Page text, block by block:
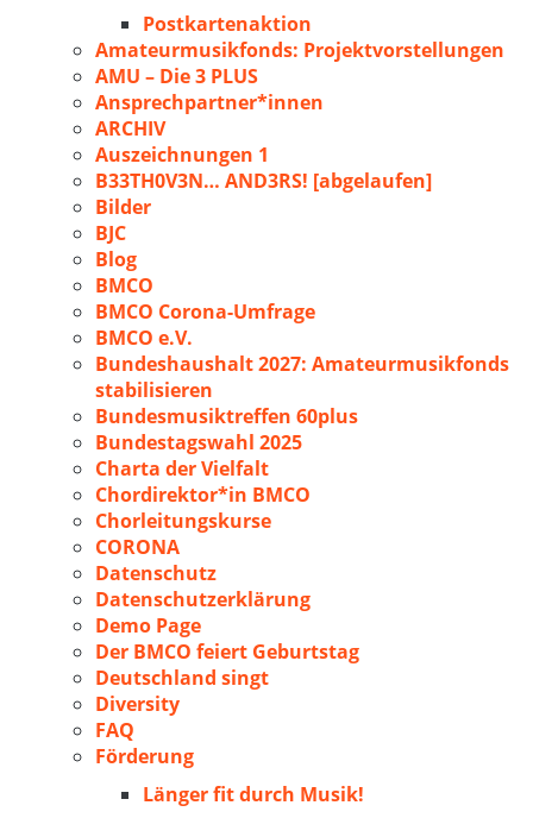
Postkartenaktion
Amateurmusikfonds: Projektvorstellungen
AMU – Die 3 PLUS
Ansprechpartner*innen
ARCHIV
Auszeichnungen 1
B33TH0V3N… AND3RS! [abgelaufen]
Bilder
BJC
Blog
BMCO
BMCO Corona-Umfrage
BMCO e.V.
Bundeshaushalt 2027: Amateurmusikfonds
stabilisieren
Bundesmusiktreffen 60plus
Bundestagswahl 2025
Charta der Vielfalt
Chordirektor*in BMCO
Chorleitungskurse
CORONA
Datenschutz
Datenschutzerklärung
Demo Page
Der BMCO feiert Geburtstag
Deutschland singt
Diversity
FAQ
Förderung
Länger fit durch Musik!